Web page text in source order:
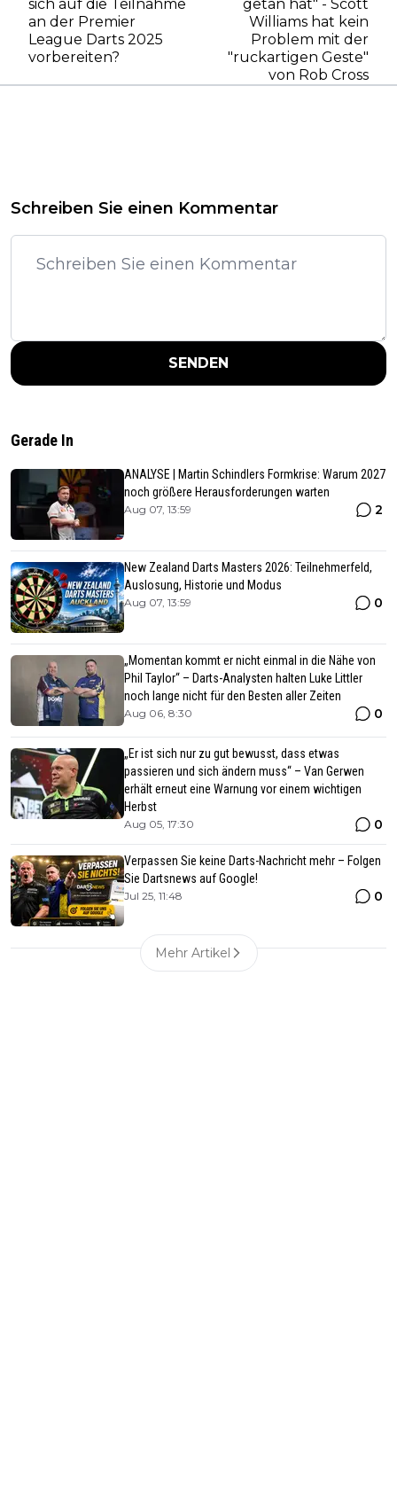
sich auf die Teilnahme
an der Premier
League Darts 2025
vorbereiten?
getan hat" - Scott
Williams hat kein
Problem mit der
"ruckartigen Geste"
von Rob Cross
Schreiben Sie einen Kommentar
SENDEN
Gerade In
ANALYSE | Martin Schindlers Formkrise: Warum 2027
noch größere Herausforderungen warten
Aug 07, 13:59 2
New Zealand Darts Masters 2026: Teilnehmerfeld,
Auslosung, Historie und Modus
Aug 07, 13:59 0
„Momentan kommt er nicht einmal in die Nähe von
Phil Taylor“ – Darts-Analysten halten Luke Littler
noch lange nicht für den Besten aller Zeiten
Aug 06, 8:30 0
„Er ist sich nur zu gut bewusst, dass etwas
passieren und sich ändern muss“ – Van Gerwen
erhält erneut eine Warnung vor einem wichtigen
Herbst
Aug 05, 17:30 0
Verpassen Sie keine Darts-Nachricht mehr – Folgen
Sie Dartsnews auf Google!
Jul 25, 11:48 0
Mehr Artikel